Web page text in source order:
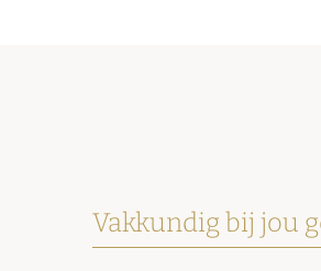
Vakkundig bij jou